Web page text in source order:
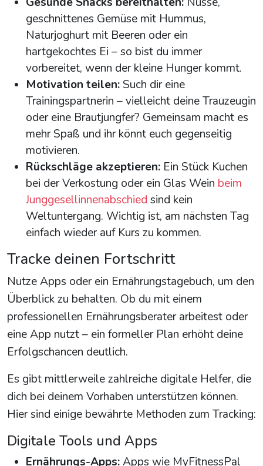
geschnittenes Gemüse mit Hummus,
Naturjoghurt mit Beeren oder ein
hartgekochtes Ei – so bist du immer
vorbereitet, wenn der kleine Hunger kommt.
Motivation teilen: Such dir eine
Trainingspartnerin – vielleicht deine Trauzeugin
oder eine Brautjungfer? Gemeinsam macht es
mehr Spaß und ihr könnt euch gegenseitig
motivieren.
Rückschläge akzeptieren: Ein Stück Kuchen
bei der Verkostung oder ein Glas Wein beim
Junggesellinnenabschied sind kein
Weltuntergang. Wichtig ist, am nächsten Tag
einfach wieder auf Kurs zu kommen.
Tracke deinen Fortschritt
Nutze Apps oder ein Ernährungstagebuch, um den
Überblick zu behalten. Ob du mit einem
professionellen Ernährungsberater arbeitest oder
eine App nutzt – ein formeller Plan erhöht deine
Erfolgschancen deutlich.
Es gibt mittlerweile zahlreiche digitale Helfer, die
dich bei deinem Vorhaben unterstützen können.
Hier sind einige bewährte Methoden zum Tracking:
Digitale Tools und Apps
Ernährungs-Apps:Apps wie MyFitnessPal